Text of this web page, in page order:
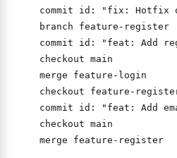
commit id: "fix: Hotfix
    branch feature-register
commit id: "feat: Add
    checkout main
    merge feature-login
checkout feature-
commit id: "feat: Add
    checkout main